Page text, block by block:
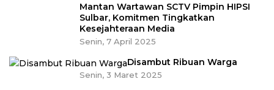
Mantan Wartawan SCTV Pimpin HIPSI
Sulbar, Komitmen Tingkatkan
Kesejahteraan Media
Senin, 7 April 2025
Disambut Ribuan Warga
Senin, 3 Maret 2025